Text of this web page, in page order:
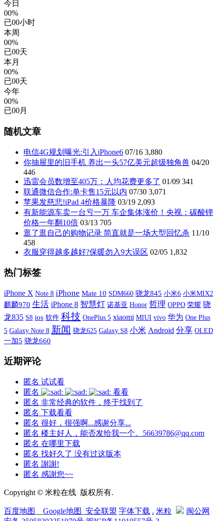
今日
00%
已00小时
本周
00%
已00天
本月
00%
已00天
今年
00%
已00月
随机文章
电信4G规划曝光:引入iPhone6 07/16 3,880
你抽屉里的旧手机 养出一头57亿美元超级独角兽 04/20
446
迅雷会员数增至405万：人均花费更多了 01/09 341
联通微信合作:单卡售15元以内 07/30 3,071
苹果发慈悲!iPad 4价格暴降 03/19 2,093
有新能源车卖一台亏一万 车企集体涨价！央视：碳酸锂
价格一年翻10倍 03/13 705
逛了逛自己的购物记录 简直就是一场大型回忆杀 11/10
458
衣服穿得越多越好?保暖勿入9大误区 02/05 1,832
热门标签
iPhone X Note 8 iPhone Mate 10 SDM660 骁龙845 小米6 小米MIX2
麒麟970 生活 iPhone 8 智慧灯 诺基亚 Honor 哲理 OPPO 荣耀 骁
龙835 S8 ios 软件 科技 OnePlus 5 xiaomi MIUI vivo 华为 One Plus
5 Galaxy Note 8 新闻 骁龙625 Galaxy S8 小米 Android 分享 OLED
一加5 骁龙660
近期评论
匿名 试试看
匿名
看看
匿名 非常经典的软件，终于找到了
匿名 下载看看
匿名 很好，很强啊...感谢分享...
匿名 楼主好人，能否发给我一个。56639786@qq.com
匿名 在哪里下载
匿名 找好久了 没有过这版本
匿名 謝謝!
匿名 感謝您~~
Copyright © 米粒在线 版权所有.
百度地图 Google地图 安全联盟 字体下载 . 米粒
闽公网